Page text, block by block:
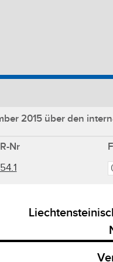
2015 über den
Nr